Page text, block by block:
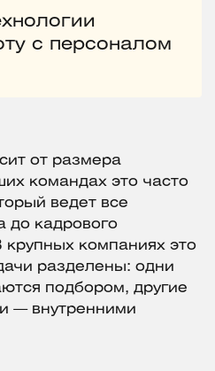
с персоналом
от размера
командах это часто
ведет все
до кадрового
крупных компаниях это
разделены: одни
подбором, другие
— внутренними